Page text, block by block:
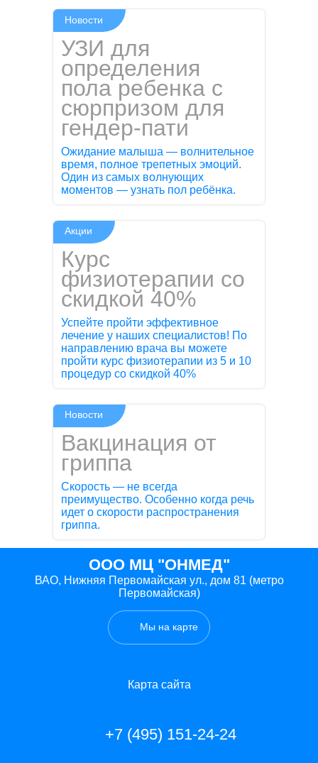
УЗИ для
определения
пола ребенка с
сюрпризом для
гендер-пати
Ожидание малыша — волнительное
время, полное трепетных эмоций.
Один из самых волнующих
моментов — узнать пол ребёнка.
Новости
Курс
физиотерапии со
скидкой 40%
Успейте пройти эффективное
лечение у наших специалистов! По
направлению врача вы можете
пройти курс физиотерапии из 5 и 10
процедур со скидкой 40%
Акции
Вакцинация от
гриппа
Скорость — не всегда
преимущество. Особенно когда речь
идет о скорости распространения
гриппа.
Новости
ООО МЦ "ОНМЕД"
ВАО, Нижняя Первомайская ул., дом 81 (метро
Первомайская)
Мы на карте
Карта сайта
+7 (495) 151-24-24